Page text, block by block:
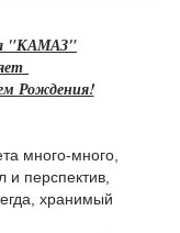
"КАМАЗ"
Рождения!
много-много,
и перспектив,
хранимый